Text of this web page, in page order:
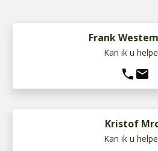
Frank
Kan ik u
phone mail
Kristof
Kan ik u